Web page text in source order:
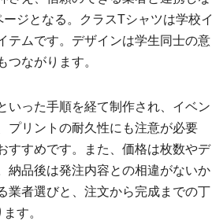
ジとなる。クラスTシャツは学校イ
テムです。デザインは学生同士の意
ながります。
いった手順を経て制作され、イベン
プリントの耐久性にも注意が必要
すすめです。また、価格は枚数やデ
納品後は発注内容との相違がないか
業者選びと、注文から完成までの丁
す。